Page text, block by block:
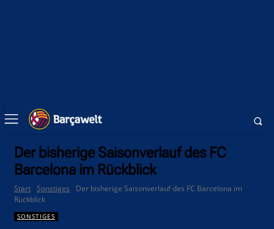
Der bisherige Saisonverlauf des FC
Barcelona im Rückblick
Start Sonstiges
Der bisherige Saisonverlauf des FC Barcelona im
Rückblick
SONSTIGES